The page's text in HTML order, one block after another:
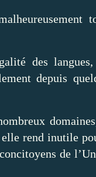
des
depuis
rend inutile
de